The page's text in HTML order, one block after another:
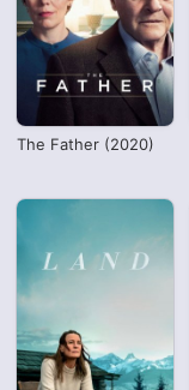
The Father (2020)